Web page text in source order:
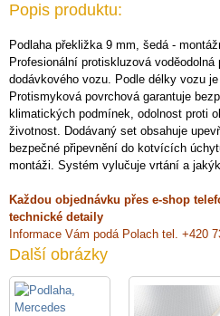
Popis produktu:
Podlaha překližka 9 mm, šedá -
Profesionální protiskluzová
dodávkového vozu. Podle délky vozu
Protismyková povrchová garantuje
klimatických podmínek, odolnost proti
životnost. Dodávaný set obsahuje
bezpečné připevnění do kotvících
montáži. Systém vylučuje vrtání a
Každou objednávku přes e-shop
technické detaily
Informace Vám podá Polach tel. +420
Další obrázky